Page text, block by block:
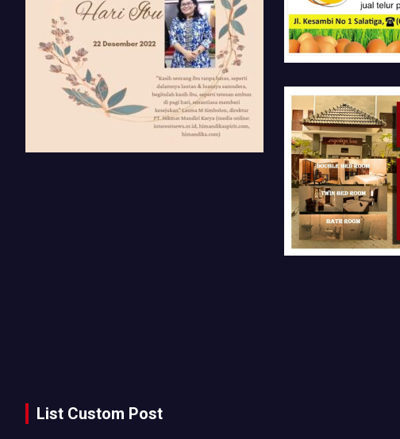
List Custom Post